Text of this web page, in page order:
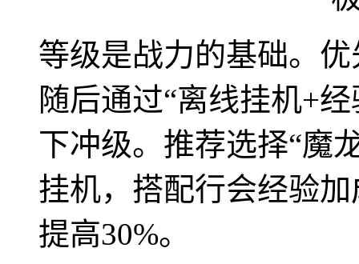
等级是战力的基础。
随后通过“离线挂机+
下冲级。推荐选择“魔
挂机，搭配行会经验
提高30%。